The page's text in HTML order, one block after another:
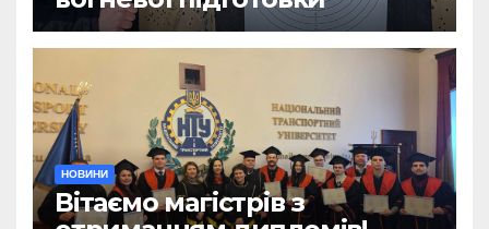
НОВИНИ
Вітаємо магістрів з